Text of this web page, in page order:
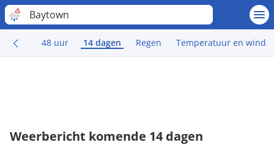
Baytown
48 uur 14 dagen Regen Temperatuur en wind
Weerbericht komende 14 dagen